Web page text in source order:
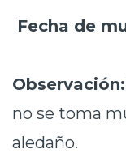
Trabaja en
Fecha de
Observación:
no se toma
aledaño.